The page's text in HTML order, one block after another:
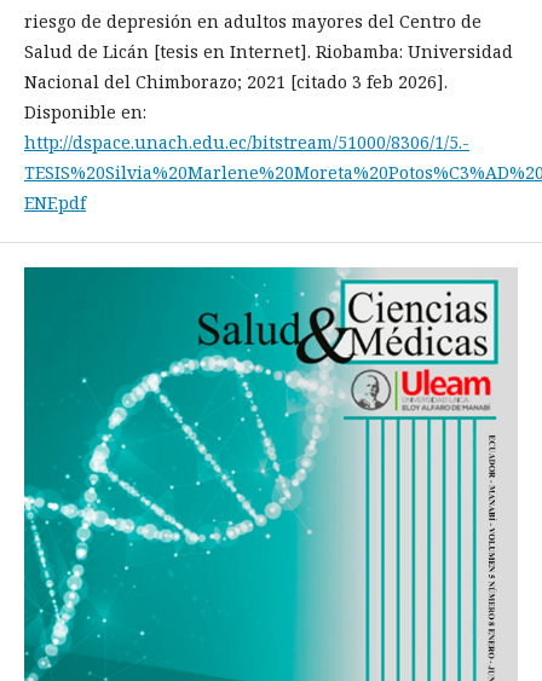
riesgo de depresión en adultos mayores del Centro de
Salud de Licán [tesis en Internet]. Riobamba: Universidad
Nacional del Chimborazo; 2021 [citado 3 feb 2026].
Disponible en:
http://dspace.unach.edu.ec/bitstream/51000/8306/1/5.-
ENF.pdf